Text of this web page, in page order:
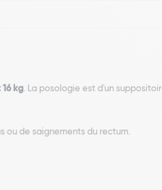
16 kg. La posologie est d'un
ou de saignements du rectum.